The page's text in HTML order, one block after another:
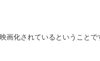
画化されているということ